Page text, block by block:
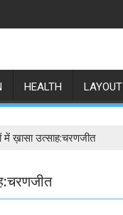
HEALTH LAYOUT
ख़ासा उत्साह:चरणजीत